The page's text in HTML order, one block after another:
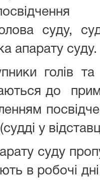
суду,
апарату суду.
голів
до
у
суду
в робочі